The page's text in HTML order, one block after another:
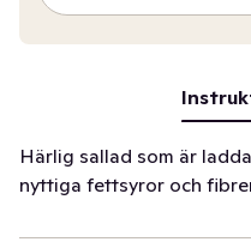
Härlig sallad som är
nyttiga fettsyror och